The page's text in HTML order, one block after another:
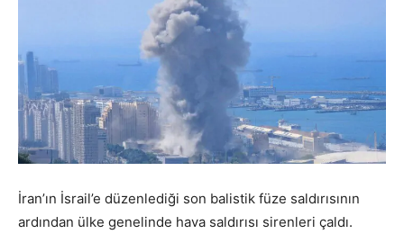
İran’ın İsrail’e düzenlediği son balistik füze saldırısının
ardından ülke genelinde hava saldırısı sirenleri çaldı.